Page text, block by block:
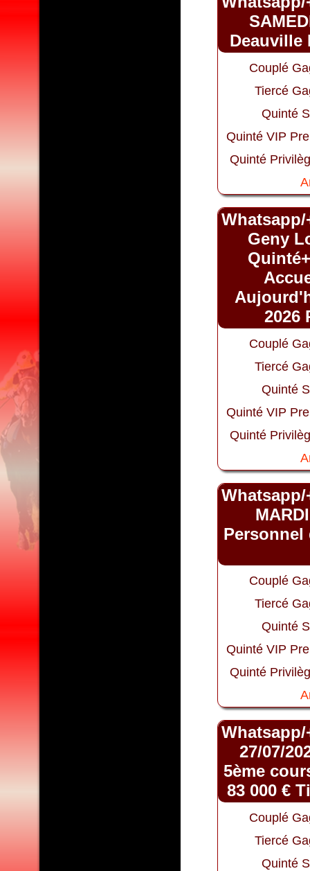
Deauville
Couplé
Tiercé
Quinté
Quinté VIP
Quinté
Whatsapp/
Geny
2026
Couplé
Tiercé
Quinté
Quinté VIP
Quinté
Whatsapp/
Personnel
Couplé
Tiercé
Quinté
Quinté VIP
Quinté
Whatsapp/
27/07/
5ème
83 000 €
Couplé
Tiercé
Quinté